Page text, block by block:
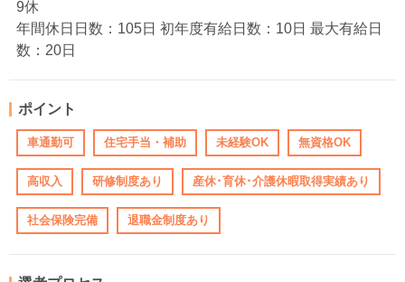
9休
年間休日日数：105日 初年度有給日数：10日 最大有給日
数：20日
ポイント
車通勤可 住宅手当・補助 未経験OK 無資格OK
高収入 研修制度あり 産休･育休･介護休暇取得実績あり
社会保険完備 退職金制度あり